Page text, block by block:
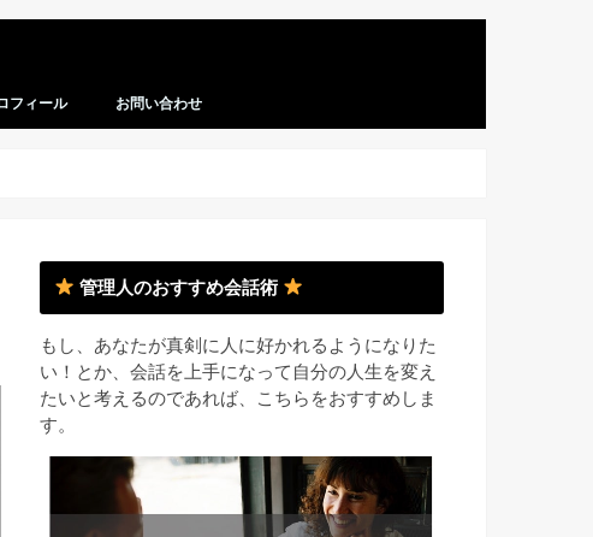
フィール お問い合わせ
管理人のおすすめ会話術
もし、あなたが真剣に人に好かれるようになりた
い！とか、会話を上手になって自分の人生を変え
たいと考えるのであれば、こちらをおすすめしま
す。